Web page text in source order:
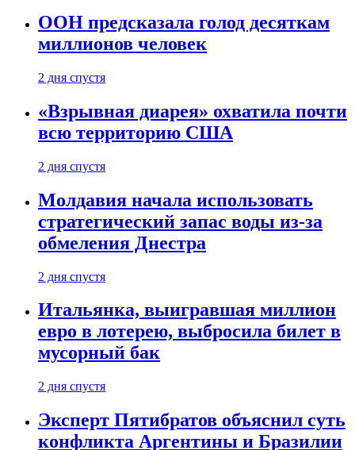
ООН предсказала голод десяткам
миллионов человек
2 дня спустя
«Взрывная диарея» охватила почти
всю территорию США
2 дня спустя
Молдавия начала использовать
стратегический запас воды из-за
обмеления Днестра
2 дня спустя
Итальянка, выигравшая миллион
евро в лотерею, выбросила билет в
мусорный бак
2 дня спустя
Эксперт Пятибратов объяснил суть
конфликта Аргентины и Бразилии